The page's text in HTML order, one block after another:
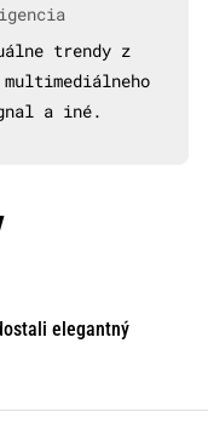
trendy z
a iné.
elegantný